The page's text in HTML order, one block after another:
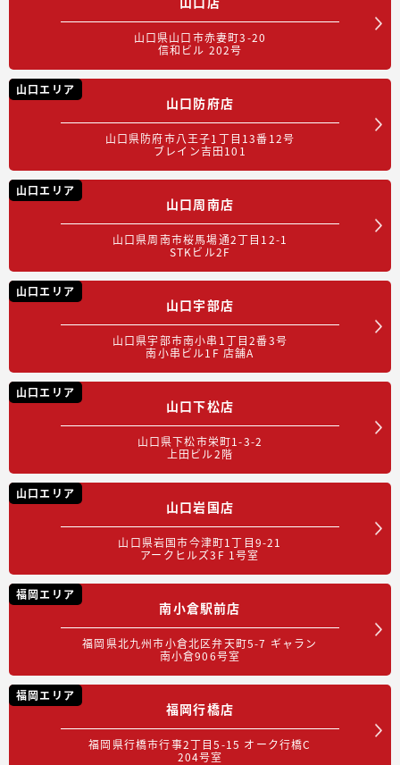
山口県山口市赤妻町3-20
信和ビル 202号
山口エリア
山口防府店
山口県防府市八王子1丁目13番12号
ブレイン吉田101
山口エリア
山口周南店
山口県周南市桜馬場通2丁目12-1
STKビル2F
山口エリア
山口宇部店
山口県宇部市南小串1丁目2番3号
南小串ビル1F 店舗A
山口エリア
山口下松店
山口県下松市栄町1-3-2
上田ビル2階
山口エリア
山口岩国店
山口県岩国市今津町1丁目9-21
アークヒルズ3F 1号室
福岡エリア
南小倉駅前店
福岡県北九州市小倉北区弁天町5-7 ギャラン
南小倉906号室
福岡エリア
福岡行橋店
福岡県行橋市行事2丁目5-15 オーク行橋C
204号室